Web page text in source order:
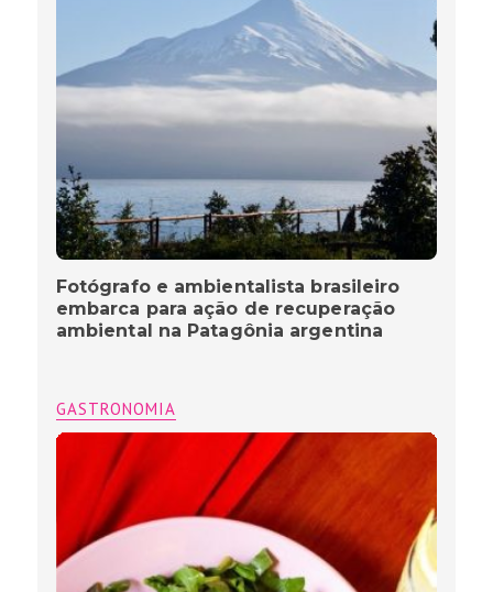
Fotógrafo e ambientalista brasileiro
embarca para ação de recuperação
ambiental na Patagônia argentina
GASTRONOMIA